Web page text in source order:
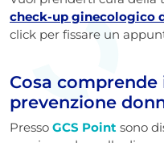
check-up ginecologico
click per fissare un
Cosa
prevenzione
Presso GCS Point sono